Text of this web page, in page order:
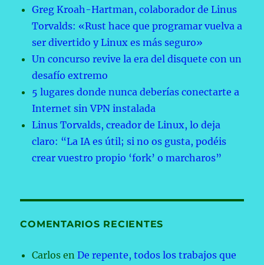
Greg Kroah-Hartman, colaborador de Linus
Torvalds: «Rust hace que programar vuelva a
ser divertido y Linux es más seguro»
Un concurso revive la era del disquete con un
desafío extremo
5 lugares donde nunca deberías conectarte a
Internet sin VPN instalada
Linus Torvalds, creador de Linux, lo deja
claro: “La IA es útil; si no os gusta, podéis
crear vuestro propio ‘fork’ o marcharos”
COMENTARIOS RECIENTES
Carlos enDe repente, todos los trabajos que